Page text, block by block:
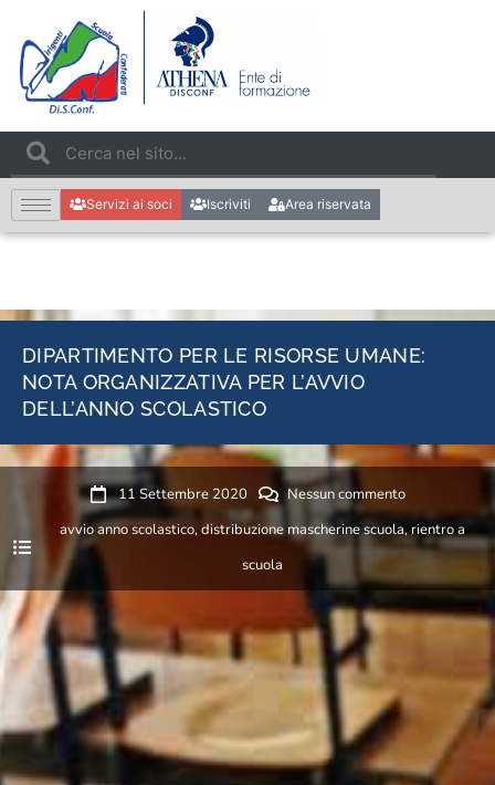
Servizi ai soci Iscriviti Area riservata
DIPARTIMENTO PER LE RISORSE UMANE:
NOTA ORGANIZZATIVA PER L’AVVIO
DELL’ANNO SCOLASTICO
11 Settembre 2020
Nessun commento
avvio anno scolastico,distribuzione mascherine scuola,rientro a
scuola